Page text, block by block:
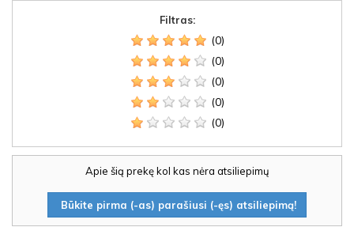
Filtras:
(0)
(0)
(0)
(0)
(0)
Apie šią prekę kol kas nėra atsiliepimų
Būkite pirma (-as) parašiusi (-ęs) atsiliepimą!